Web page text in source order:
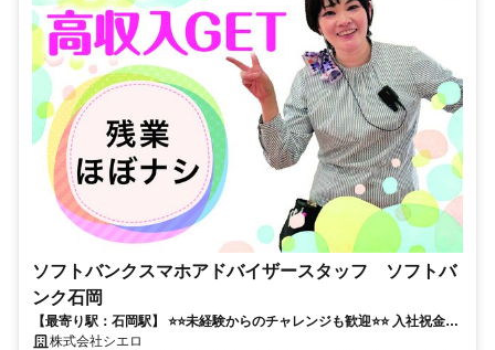
ソフトバンクスマホアドバイザースタッフ ソフトバ
ンク石岡
【最寄り駅：石岡駅】 ⭐️⭐️未経験からのチャレンジも歓迎⭐️⭐️ 入社祝金最
大10万円！ 高時給&手厚いサポートで長く続けられます！
株式会社シエロ